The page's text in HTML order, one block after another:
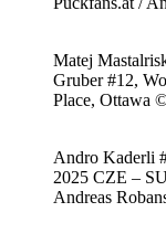
Matej
Gruber #12,
Place, Ottawa
Andro Kaderli
2025 CZE –
Andreas